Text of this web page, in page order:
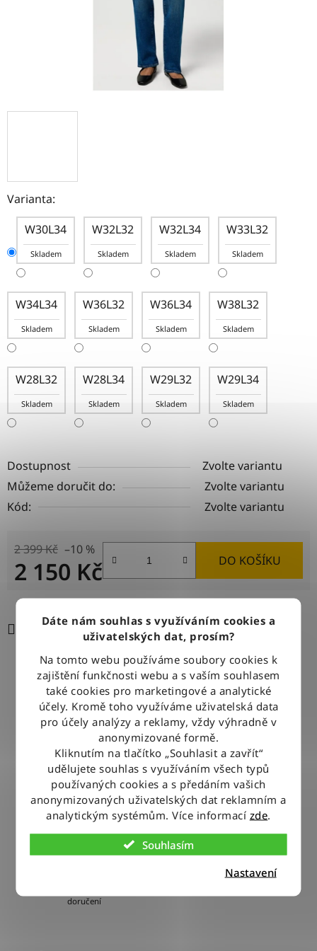
Dáte nám souhlas s využíváním cookies a
uživatelských dat, prosím?
Na tomto webu používáme soubory cookies k
zajištění funkčnosti webu a s vaším souhlasem
také cookies pro marketingové a analytické
účely. Kromě toho využíváme uživatelská data
pro účely analýzy a reklamy, vždy výhradně v
anonymizované formě.
Kliknutím na tlačítko „Souhlasit a zavřít“
udělujete souhlas s využíváním všech typů
používaných cookies a s předáním vašich
anonymizovaných uživatelských dat reklamním a
analytickým systémům. Více informací zde.
Souhlasím
Nastavení
Varianta:
W30L34
Skladem
W32L32
Skladem
W32L34
Skladem
W33L32
Skladem
W34L34
Skladem
W36L32
Skladem
W36L34
Skladem
W38L32
Skladem
W28L32
Skladem
W28L34
Skladem
W29L32
Skladem
W29L34
Skladem
Dostupnost
Zvolte variantu
Můžeme doručit do:
Zvolte variantu
Kód:
Zvolte variantu
2 399 Kč –10 %
2 150 Kč DO KOŠÍKU
Zeptat se Sdílet
DOPRAVA ZDARMA
Při nákupu nad 2500 Kč doručujeme zdarma po celé ČR
BLESKOVÉ DORUČENÍ
Objednávky odesíláme každý pracovní den do 12:00
100% ZBOŽÍ SKLADEM
doručení